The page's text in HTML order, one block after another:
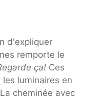
d'expliquer
remporte le
ça! Ces
luminaires en
cheminée avec